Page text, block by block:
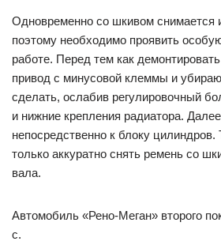
Одновременно со шкивом снимается
поэтому необходимо проявить
работе. Перед тем как
привод с минусовой клеммы и
сделать, ослабив регулировочный
и нижние крепления радиатора.
непосредственно к блоку цилиндров.
только аккуратно снять ремень со
вала.
Автомобиль «Рено-Меган» второго
с.